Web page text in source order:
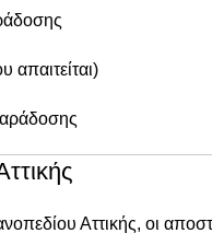
απαιτείται)
Αττικής, οι